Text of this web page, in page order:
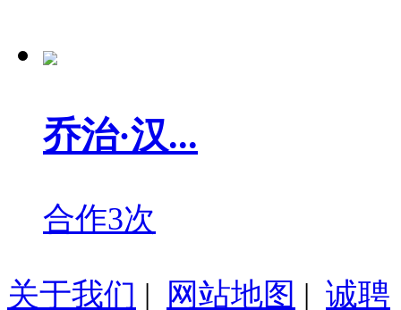
乔治·汉...
合作3次
关于我们 | 网站地图 | 诚聘